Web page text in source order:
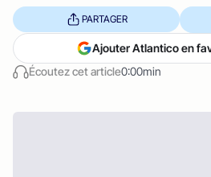
Écoutez cet article0:00min
PARTAGER
Ajouter Atlantico en